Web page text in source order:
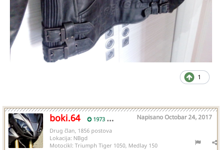
1
boki.64 1973 NapisanoOctobar 24, 2017
Drug član, 1856 postova
Lokacija: NBgd
Motocikl: Triumph Tiger 1050, Medlay 150